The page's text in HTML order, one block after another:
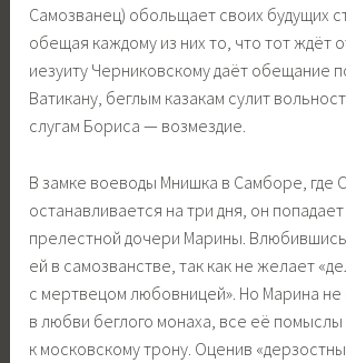
Самозванец) обольщает своих будущих
обещая каждому из них то, что тот ждёт
иезуиту Черниковскому даёт обещание
Ватикану, беглым казакам сулит
слугам Бориса — возмездие.
В замке воеводы Мнишка в Самборе, где
останавливается на три дня, он попадает
прелестной дочери Марины.
ей в самозванстве, так как не желает
с мертвецом любовницей». Но Марина не
в любви беглого монаха, все её
к московскому трону. Оценив